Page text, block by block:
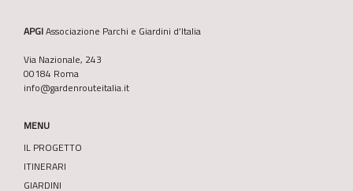
APGIAssociazione Parchi e Giardini d’Italia
Via Nazionale, 243
00184 Roma
info@gardenrouteitalia.it
MENU
IL PROGETTO
ITINERARI
GIARDINI